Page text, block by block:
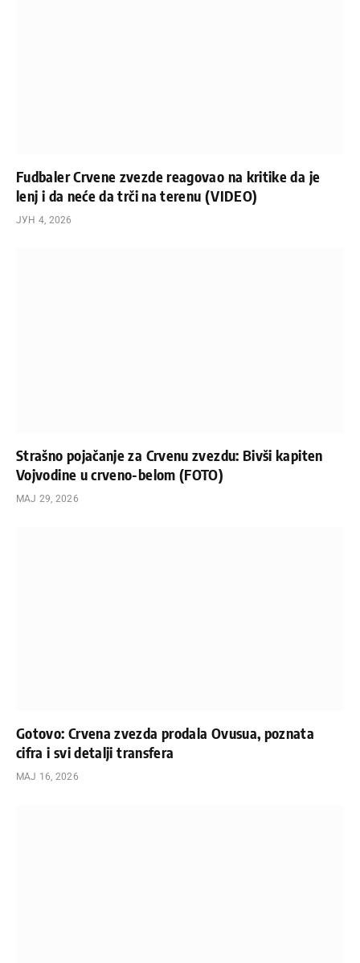
Fudbaler Crvene zvezde reagovao na kritike da je
lenj i da neće da trči na terenu (VIDEO)
ЈУН 4, 2026
Strašno pojačanje za Crvenu zvezdu: Bivši kapiten
Vojvodine u crveno-belom (FOTO)
МАЈ 29, 2026
Gotovo: Crvena zvezda prodala Ovusua, poznata
cifra i svi detalji transfera
МАЈ 16, 2026